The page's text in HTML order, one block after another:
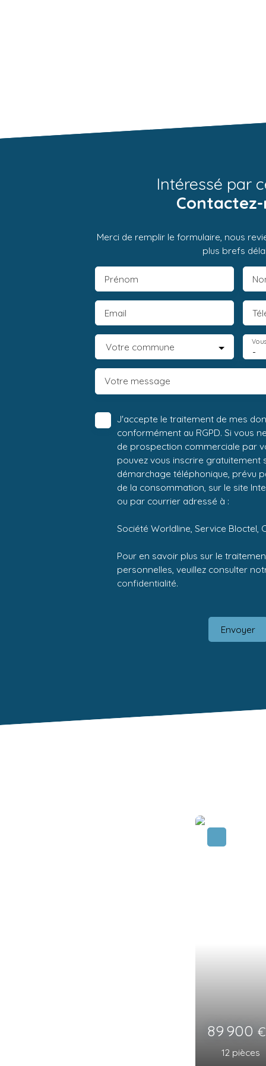
Intéressé par
Merci de remplir le formulaire, nous
plus brefs
Prénom
Email
Votre commune -
Votre message
J'accepte le traitement de mes
conformément au RGPD. Si vous
de prospection commerciale par
pouvez vous inscrire gratuitement
démarchage téléphonique, prévu
de la consommation, sur le site
ou par courrier adressé à :
Société Worldline, Service Bloctel,
Pour en savoir plus sur le
personnelles, veuillez consulter
confidentialité.
Envoyer
361 000
5pièces